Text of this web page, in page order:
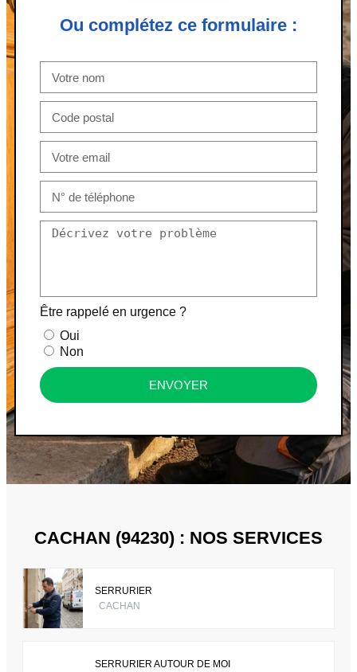
Ou complétez ce formulaire :
Être rappelé en urgence ?
Oui
Non
ENVOYER
CACHAN (94230) : NOS SERVICES
SERRURIER
CACHAN
SERRURIER AUTOUR DE MOI